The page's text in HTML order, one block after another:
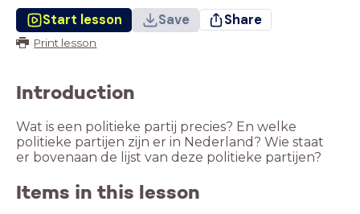
Start lesson Save Share
Print lesson
Introduction
Wat is een politieke partij precies? En welke
politieke partijen zijn er in Nederland? Wie staat
er bovenaan de lijst van deze politieke partijen?
Items in this lesson